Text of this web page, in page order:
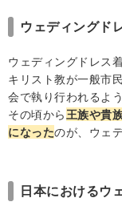
3-6.ハートカ
3-8.ボートネ
3-9.ホルター
3-10.ラウンド
4.ウェディングド
ウェディングド
ウェディングドレス
キリスト教が一般市
会で執り行われるよ
その頃から 王族や貴
になったのが、ウェ
日本におけるウ